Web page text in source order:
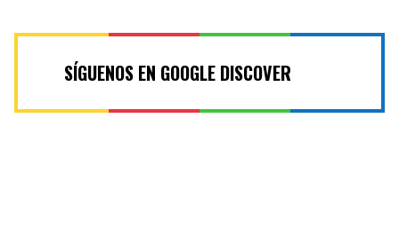
SÍGUENOS EN GOOGLE DISCOVER